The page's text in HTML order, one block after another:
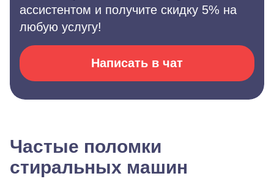
ассистентом и получите скидку 5% на
любую услугу!
Написать в чат
Частые поломки
стиральных машин